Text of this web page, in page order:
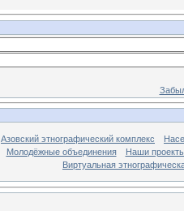
Азовский этнографический комплекс
Молодёжные объединения
Наши
Виртуальная